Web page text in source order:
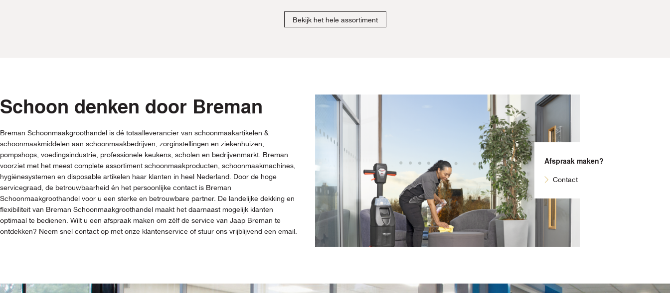
Bekijk het hele assortiment
Schoon denken door Breman
Breman Schoonmaakgroothandel is dé totaalleverancier van schoonmaakartikelen &
schoonmaakmiddelen aan schoonmaakbedrijven, zorginstellingen en ziekenhuizen,
pompshops, voedingsindustrie, professionele keukens, scholen en bedrijvenmarkt. Breman
voorziet met het meest complete assortiment schoonmaakproducten, schoonmaakmachines,
hygiënesystemen en disposable artikelen haar klanten in heel Nederland. Door de hoge
servicegraad, de betrouwbaarheid én het persoonlijke contact is Breman
Schoonmaakgroothandel voor u een sterke en betrouwbare partner. De landelijke dekking en
flexibiliteit van Breman Schoonmaakgroothandel maakt het daarnaast mogelijk klanten
optimaal te bedienen. Wilt u een afspraak maken om zélf de service van Jaap Breman te
ontdekken? Neem snel contact op met onze klantenservice of stuur ons vrijblijvend een email.
Afspraak maken?
Contact